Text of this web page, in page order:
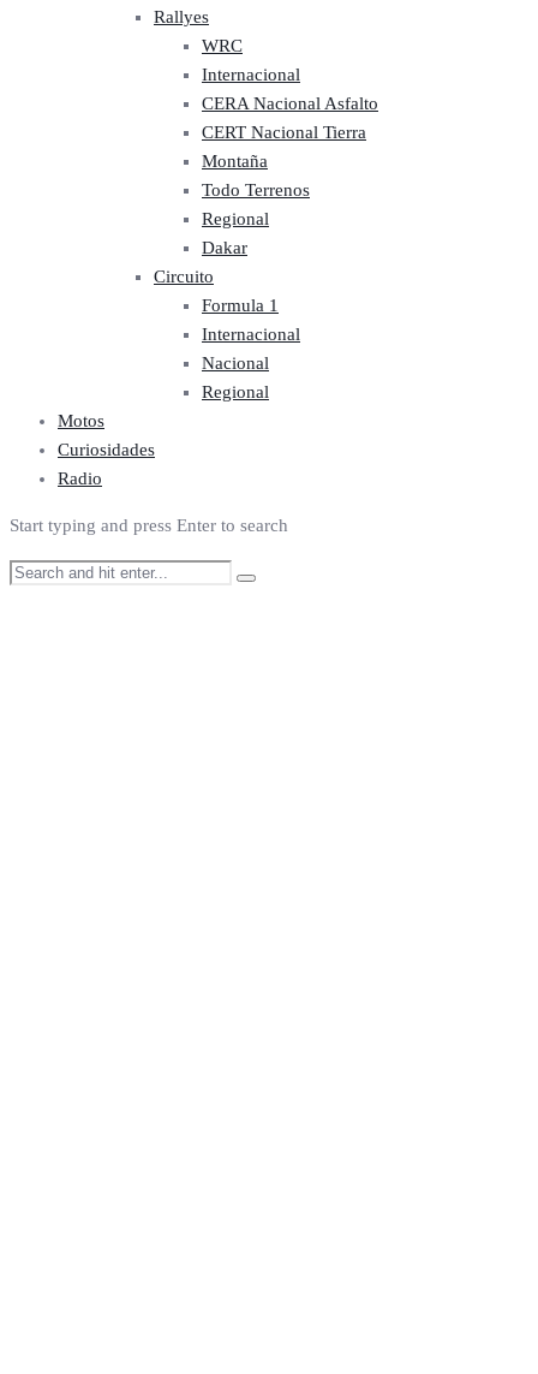
Rallyes
WRC
Internacional
CERA Nacional Asfalto
CERT Nacional Tierra
Montaña
Todo Terrenos
Regional
Dakar
Circuito
Formula 1
Internacional
Nacional
Regional
Motos
Curiosidades
Radio
Start typing and press Enter to search